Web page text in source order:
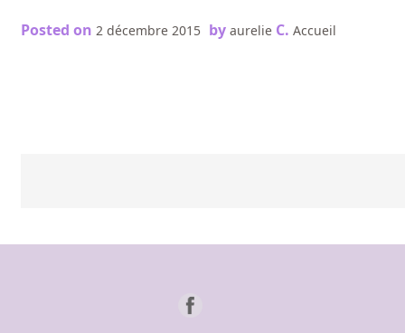
Posted on 2 décembre 2015 by aurelie C. Accueil